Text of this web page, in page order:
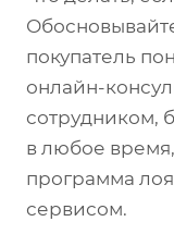
покупатель
онлайн-
сотрудником,
в любое
программа
сервисом.